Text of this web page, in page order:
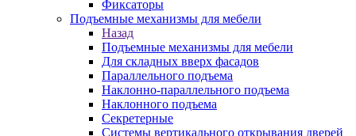
Фиксаторы
Подъемные механизмы для мебели
Назад
Подъемные механизмы для мебели
Для складных вверх фасадов
Параллельного подъема
Наклонно-параллельного подъема
Наклонного подъема
Секретерные
Системы вертикального открывания дверей